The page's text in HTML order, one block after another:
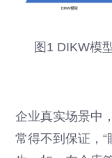
图1 DIKW模
企业真实场景中
常得不到保证，